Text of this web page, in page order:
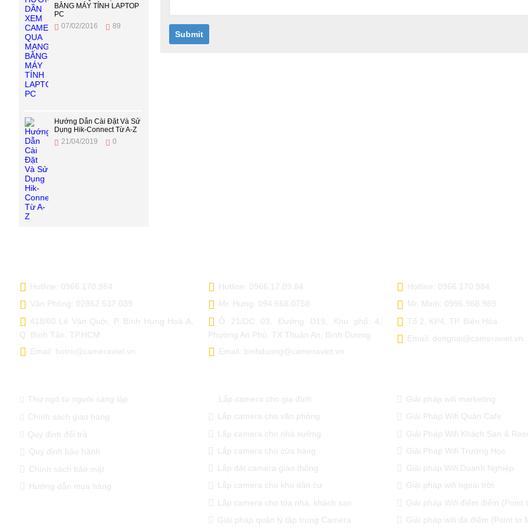
BẰNG MÁY TÍNH LAPTOP
PC
07/02/2016
89
Hướng Dẫn Cài Đặt Và Sử
Dụng Hik-Connect Từ A-Z
21/04/2019
0
Submit
Hotline: 0966.170.984
Văn Phòng: 02862.537.039
418/60 Lê Văn Quới, P. Bình Hưng Hoà A,
Q. Bình Tân, TP.HCM
Email: hotro@cameraviet.vn
Hotline: 0966.17.09.84
Mr. Hưng: 094.668.0758
Ô 21/DC 03, Đường D19, Khu phố 4,
Phường An Phú, TX Thuận An, Bình Dương
Email: binhduong@cameraviet.vn
Hotline: 0966.170.984
Mr. Minh: 0996.988.989
Tổ 2, KP4, TP. Biên Hòa
Email: dongnai@cameraviet.vn
Thư ngỏ từ người sáng lập
Chính sách giao hàng
Quy định đổi trả
Quy định bảo hành
Chính sách bảo mật
Hướng dẫn mua hàng
Lắp camera cho gia đình
Lắp camera cho văn phòng
Lắp camera cho nhà xưởng
Lắp camera cho cửa hàng
Lắp đặt camera giao thông
Lắp camera cho khu dân cư
Lắp camera cho tòa nhà, khách sạn
Giải pháp quản lý tập trung Camera
Giải pháp wifi marketing
Giải Pháp Wifi Quán Cafe
Giải Pháp Wifi Khách Sạn &
Giải Pháp Wifi Trường Học
Giải pháp Wifi Doanh Nghiệp
Giải pháp wifi ngoài trời
Giải pháp Wifi điểm điểm (Point
Giải pháp wifi đa điểm (Point to